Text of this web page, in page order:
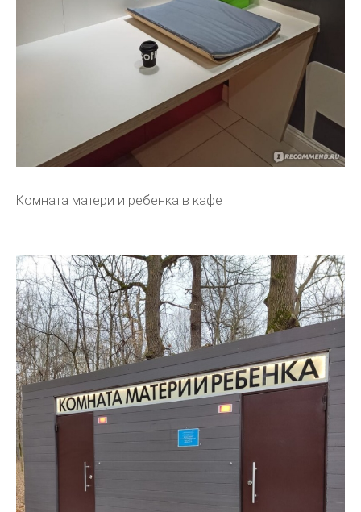
Комната матери и ребенка в кафе